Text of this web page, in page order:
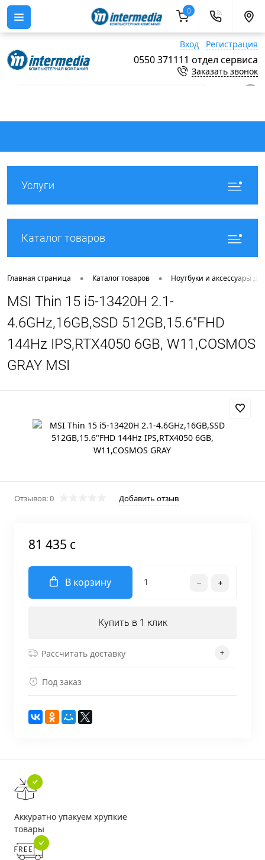
Вход Регистрация
0550 371111 отдел сервиса
Заказать звонок
Услуги
Каталог товаров
Главная страница • Каталог товаров • Ноутбуки и аксессуары
MSI Thin 15 i5-13420H 2.1-
4.6GHz,16GB,SSD 512GB,15.6"FHD
144Hz IPS,RTX4050 6GB, W11,COSMOS
GRAY MSI
Отзывов: 0 Добавить отзыв
81 435 c
В корзину
Купить в 1 клик
Рассчитать доставку
Под заказ
Аккуратно упакуем хрупкие
товары
0